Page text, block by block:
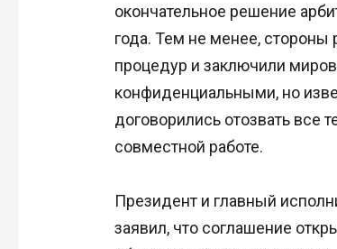
окончательное решение
года. Тем не менее,
процедур и заключили
конфиденциальными, но
договорились отозвать все
совместной работе.
Президент и главный
заявил, что соглашение